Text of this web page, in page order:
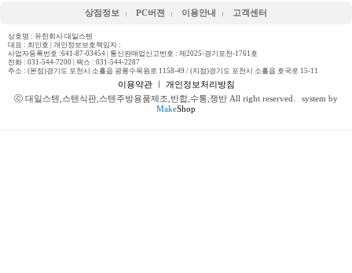
상점정보 PC버젼 이용안내 고객센터
상호명 : 유한회사 대일스텐
대표 : 최인호 | 개인정보보호책임자 :
사업자등록번호 :641-87-03454 | 통신판매업신고번호 : 제2025-경기포천-1761호
전화 : 031-544-7200 | 팩스 : 031-544-2287
주소 : (본점)경기도 포천시 소흘읍 광릉수목원로 1158-49 / (지점)경기도 포천시 소흘읍 호국로 15-11
이용약관ㅣ 개인정보처리방침
ⓒ 대일스텐,스텐식판,스텐주방용품제조,반합,수통,쟁반 All right reserved.
system by
MakeShop